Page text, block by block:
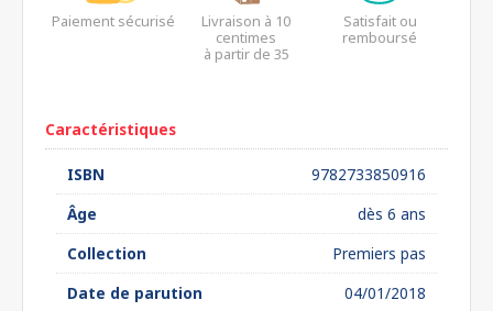
Paiement sécurisé
Livraison à 10
centimes
à partir de 35
Satisfait ou
remboursé
Caractéristiques
ISBN
9782733850916
Âge
dès 6 ans
Collection
Premiers pas
Date de parution
04/01/2018